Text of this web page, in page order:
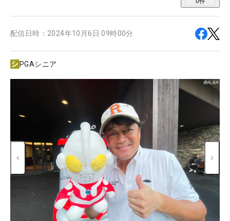
配信日時： 2024年10月6日 09時00分
PGAシニア